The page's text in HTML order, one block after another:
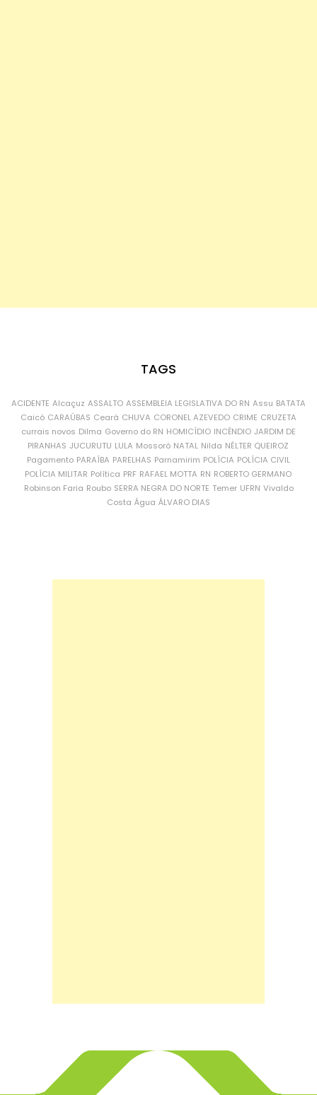
TAGS
ACIDENTE Alcaçuz ASSALTO ASSEMBLEIA LEGISLATIVA DO RN Assu BATATA
Caicó CARAÚBAS Ceará CHUVA CORONEL AZEVEDO CRIME CRUZETA
currais novos Dilma Governo do RN HOMICÍDIO INCÊNDIO JARDIM DE
PIRANHAS JUCURUTU LULA Mossoró NATAL Nilda NÉLTER QUEIROZ
Pagamento PARAÍBA PARELHAS Parnamirim POLÍCIA POLÍCIA CIVIL
POLÍCIA MILITAR Política PRF RAFAEL MOTTA RN ROBERTO GERMANO
Robinson Faria Roubo SERRA NEGRA DO NORTE Temer UFRN Vivaldo
Costa Água ÁLVARO DIAS